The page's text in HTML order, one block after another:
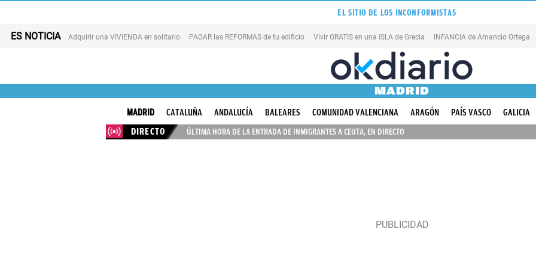
EL SITIO DE LOS INCONFORMISTAS
ES NOTICIA Adquirir una VIVIENDA en solitario PAGAR las REFORMAS de tu edificio Vivir GRATIS en una ISLA de Grecia INFANCIA de Amancio Ortega
MADRID
MADRID CATALUÑA ANDALUCÍA BALEARES COMUNIDAD VALENCIANA ARAGÓN PAÍS VASCO GALICIA
DIRECTO
ÚLTIMA HORA DE LA ENTRADA DE INMIGRANTES A CEUTA, EN DIRECTO